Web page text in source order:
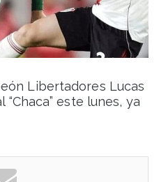
Libertadores Lucas
este lunes, ya